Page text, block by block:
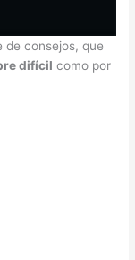
de consejos, que
difícil como por